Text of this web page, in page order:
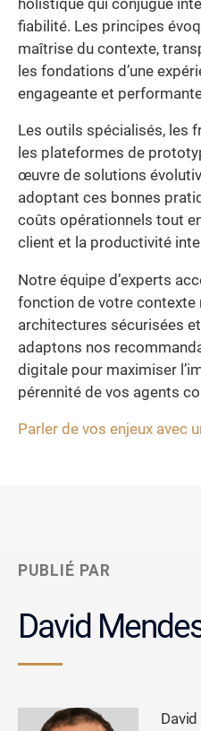
holistique qui conjugue
fiabilité. Les principes
maîtrise du contexte,
les fondations d’une
engageante et
Les outils spécialisés, les
les plateformes de
œuvre de solutions
adoptant ces bonnes
coûts opérationnels tout
client et la productivité
Notre équipe d’experts
fonction de votre contexte
architectures sécurisées
adaptons nos
digitale pour maximiser
pérennité de vos agents
Parler de vos enjeux avec
PUBLIÉ PAR
David